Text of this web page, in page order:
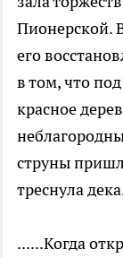
Пионерской.
его
в том, что
красное
струны
треснула
......Когда